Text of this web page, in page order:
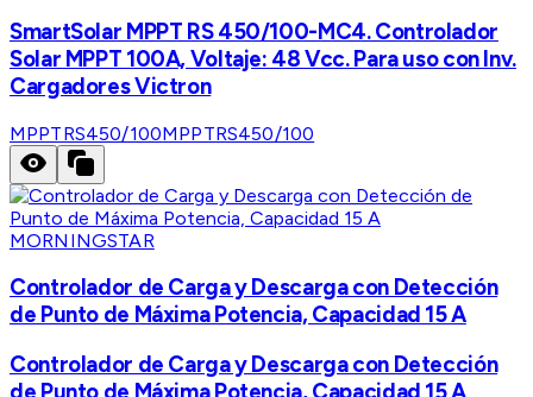
SmartSolar MPPT RS 450/100-MC4. Controlador
Solar MPPT 100A, Voltaje: 48 Vcc. Para uso con Inv.
Cargadores Victron
MPPTRS450/100MPPTRS450/100
MORNINGSTAR
Controlador de Carga y Descarga con Detección
de Punto de Máxima Potencia, Capacidad 15 A
Controlador de Carga y Descarga con Detección